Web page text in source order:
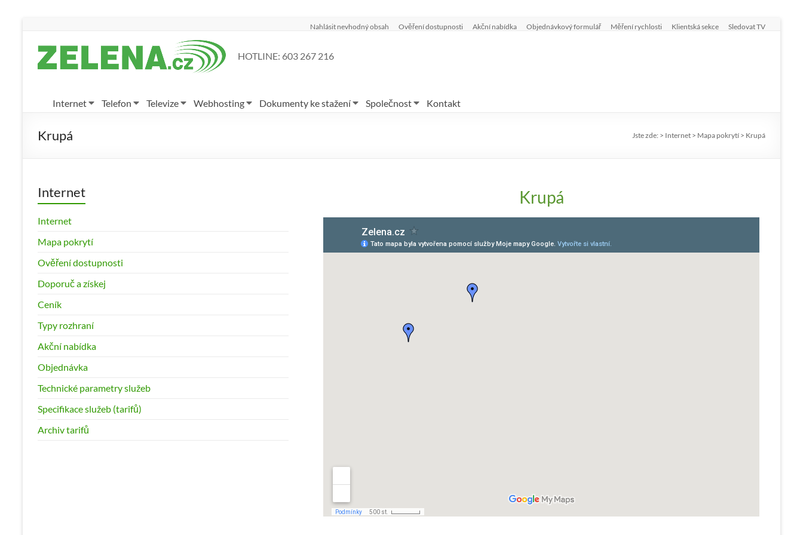
Nahlásit nevhodný obsah Ověření dostupnosti Akční nabídka Objednávkový formulář Měření rychlosti Klientská sekce Sledovat TV
HOTLINE: 603 267 216
Internet Telefon Televize Webhosting Dokumenty ke stažení Společnost Kontakt
Krupá Jste zde: > Internet > Mapa pokrytí > Krupá
Krupá
Internet
Internet
Mapa pokrytí
Ověření dostupnosti
Doporuč a získej
Ceník
Typy rozhraní
Akční nabídka
Objednávka
Technické parametry služeb
Specifikace služeb (tarifů)
Archiv tarifů